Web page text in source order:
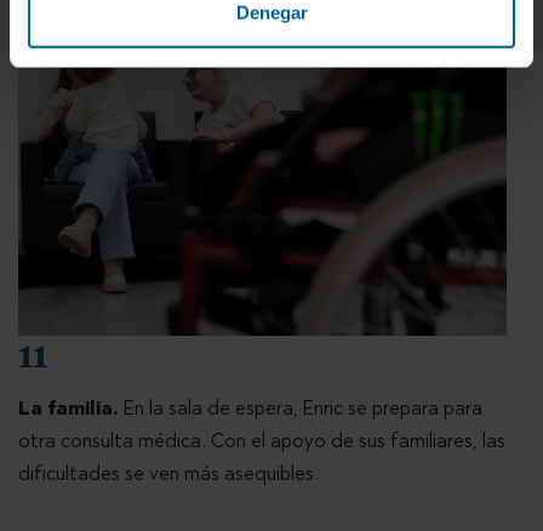
Denegar
11
La familia. En la sala de espera, Enric se prepara para
otra consulta médica. Con el apoyo de sus familiares, las
dificultades se ven más asequibles.